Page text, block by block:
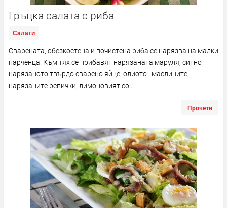
Гръцка салата с риба
Салати
Сварената, обезкостена и почистена риба се нарязва на малки
парченца. Към тях се прибавят нарязаната маруля, ситно
нарязаното твърдо сварено яйце, олиото , маслините,
нарязаните репички, лимоновият со...
Прочети